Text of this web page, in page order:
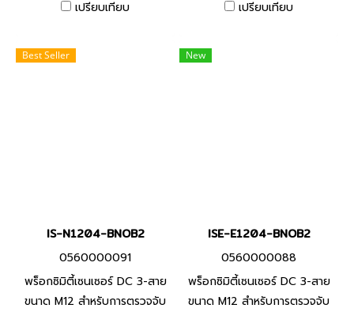
เปรียบเทียบ เปรียบเทียบ
Best Seller
IS-N1204-BNOB2
0560000091
พร็อกซิมิตี้เซนเซอร์ DC 3-สาย
ขนาด M12 สำหรับการตรวจจับ
New
ISE-E1204-BNOB2
0560000088
พร็อกซิมิตี้เซนเซอร์ DC 3-สาย
ขนาด M12 สำหรับการตรวจจับ